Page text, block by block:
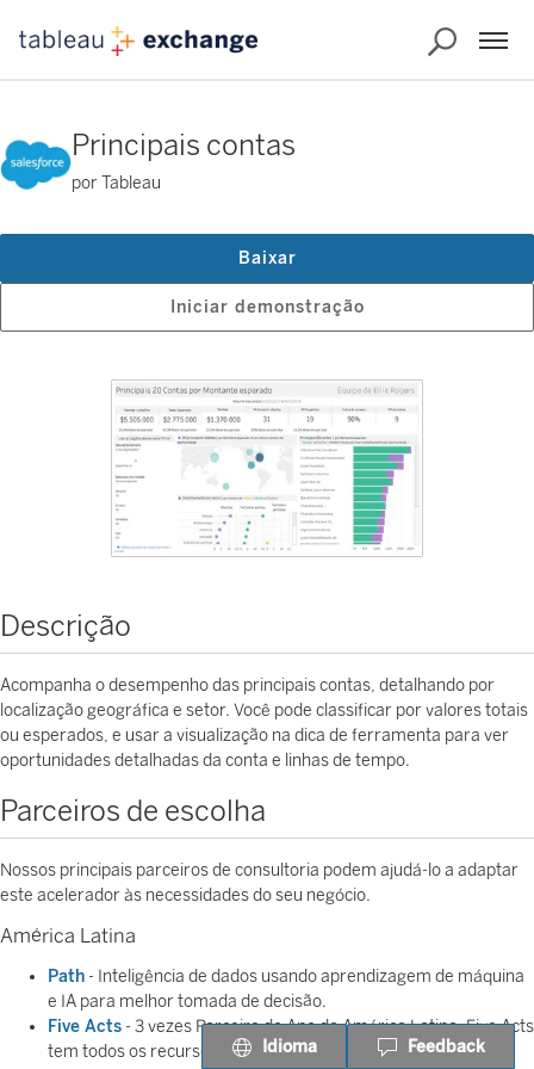
Principais contas
por Tableau
Iniciar demonstração
Baixar
Descrição
Acompanha o desempenho das principais contas, detalhando por
localização geográfica e setor. Você pode classificar por valores totais
ou esperados, e usar a visualização na dica de ferramenta para ver
oportunidades detalhadas da conta e linhas de tempo.
Parceiros de escolha
Nossos principais parceiros de consultoria podem ajudá-lo a adaptar
este acelerador às necessidades do seu negócio.
América Latina
Path - Inteligência de dados usando aprendizagem de máquina
e IA para melhor tomada de decisão.
Five Acts - 3 vezes Parceiro do Ano da América Latina, Five Acts
tem todos os recursos para entregar a melhor solução de
Idioma Feedback